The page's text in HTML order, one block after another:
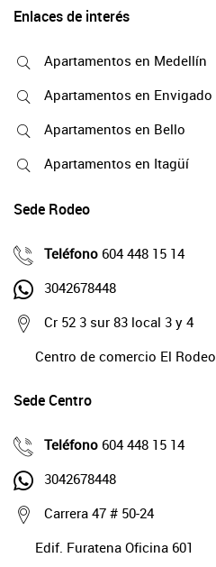
Enlaces de interés
Apartamentos en Medellín
Apartamentos en Envigado
Apartamentos en Bello
Apartamentos en Itagüí
Sede Rodeo
Teléfono 604 448 15 14
3042678448
Cr 52 3 sur 83 local 3 y 4
Centro de comercio El Rodeo
Sede Centro
Teléfono 604 448 15 14
3042678448
Carrera 47 # 50-24
Edif. Furatena Oficina 601